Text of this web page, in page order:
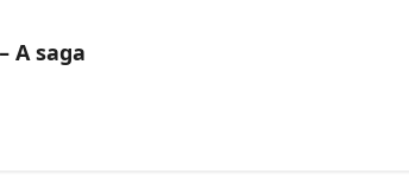
A saga